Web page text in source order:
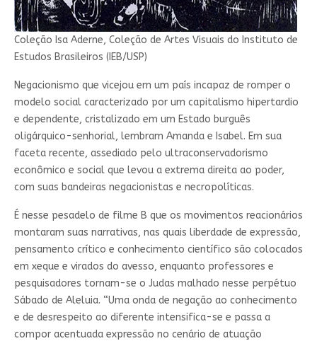
Coleção Isa Aderne, Coleção de Artes Visuais do Instituto de
Estudos Brasileiros (IEB/USP)
Negacionismo que vicejou em um país incapaz de romper o
modelo social caracterizado por um capitalismo hipertardio
e dependente, cristalizado em um Estado burguês
oligárquico-senhorial, lembram Amanda e Isabel. Em sua
faceta recente, assediado pelo ultraconservadorismo
econômico e social que levou a extrema direita ao poder,
com suas bandeiras negacionistas e necropolíticas.
É nesse pesadelo de filme B que os movimentos reacionários
montaram suas narrativas, nas quais liberdade de expressão,
pensamento crítico e conhecimento científico são colocados
em xeque e virados do avesso, enquanto professores e
pesquisadores tornam-se o Judas malhado nesse perpétuo
Sábado de Aleluia. “Uma onda de negação ao conhecimento
e de desrespeito ao diferente intensifica-se e passa a
compor acentuada expressão no cenário de atuação